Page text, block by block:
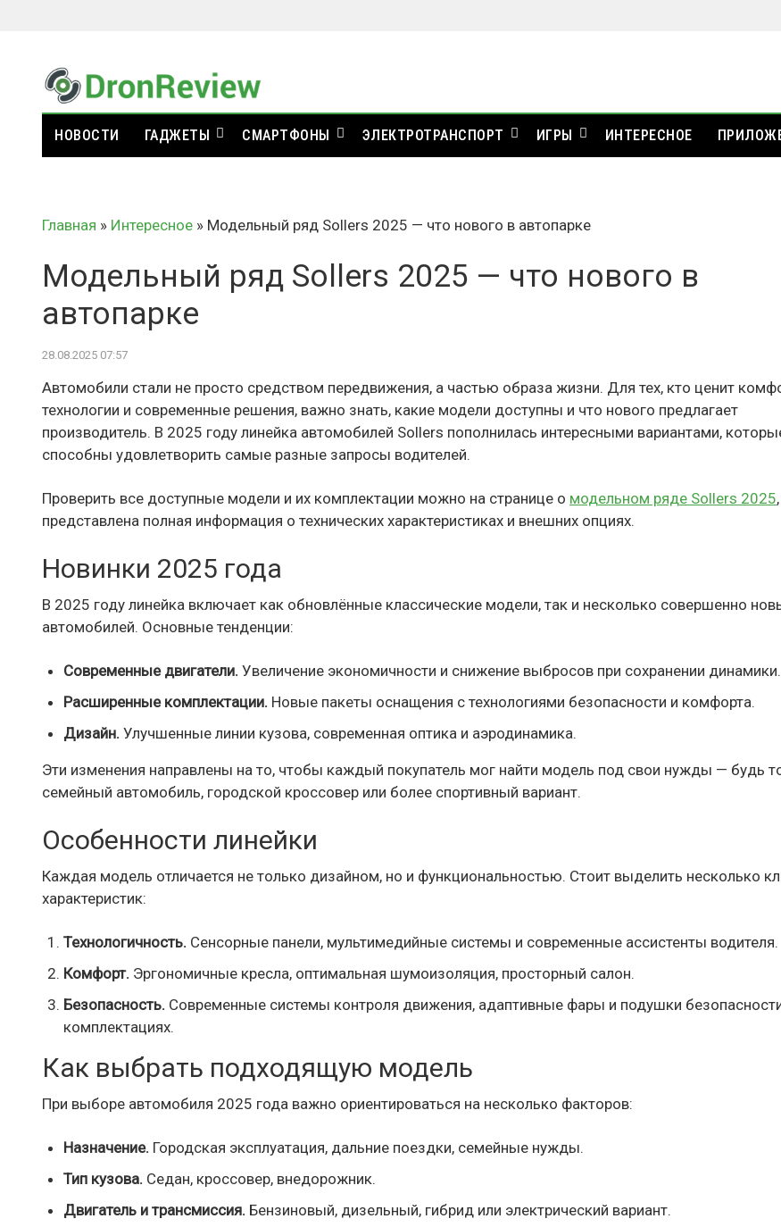
НОВОСТИ ГАДЖЕТЫ СМАРТФОНЫ ЭЛЕКТРОТРАНСПОРТ ИГРЫ ИНТЕРЕСНОЕ
Главная » Интересное » Модельный ряд Sollers 2025 — что нового в автопарке
Модельный ряд Sollers 2025 — что нового в
автопарке
28.08.2025 07:57
Автомобили стали не просто средством передвижения, а частью образа жизни. Для тех, кто ценит
технологии и современные решения, важно знать, какие модели доступны и что нового предлагает
производитель. В 2025 году линейка автомобилей Sollers пополнилась интересными вариантами,
способны удовлетворить самые разные запросы водителей.
Проверить все доступные модели и их комплектации можно на странице о модельном ряде Sollers 2025
представлена полная информация о технических характеристиках и внешних опциях.
Новинки 2025 года
В 2025 году линейка включает как обновлённые классические модели, так и несколько совершенно
автомобилей. Основные тенденции:
Современные двигатели. Увеличение экономичности и снижение выбросов при сохранении динамики.
Расширенные комплектации. Новые пакеты оснащения с технологиями безопасности и комфорта.
Дизайн. Улучшенные линии кузова, современная оптика и аэродинамика.
Эти изменения направлены на то, чтобы каждый покупатель мог найти модель под свои нужды — будь
семейный автомобиль, городской кроссовер или более спортивный вариант.
Особенности линейки
Каждая модель отличается не только дизайном, но и функциональностью. Стоит выделить несколько
характеристик:
Технологичность. Сенсорные панели, мультимедийные системы и современные ассистенты водителя.
Комфорт. Эргономичные кресла, оптимальная шумоизоляция, просторный салон.
Безопасность. Современные системы контроля движения, адаптивные фары и подушки
комплектациях.
Как выбрать подходящую модель
При выборе автомобиля 2025 года важно ориентироваться на несколько факторов:
Назначение. Городская эксплуатация, дальние поездки, семейные нужды.
Тип кузова. Седан, кроссовер, внедорожник.
Двигатель и трансмиссия. Бензиновый, дизельный, гибрид или электрический вариант.